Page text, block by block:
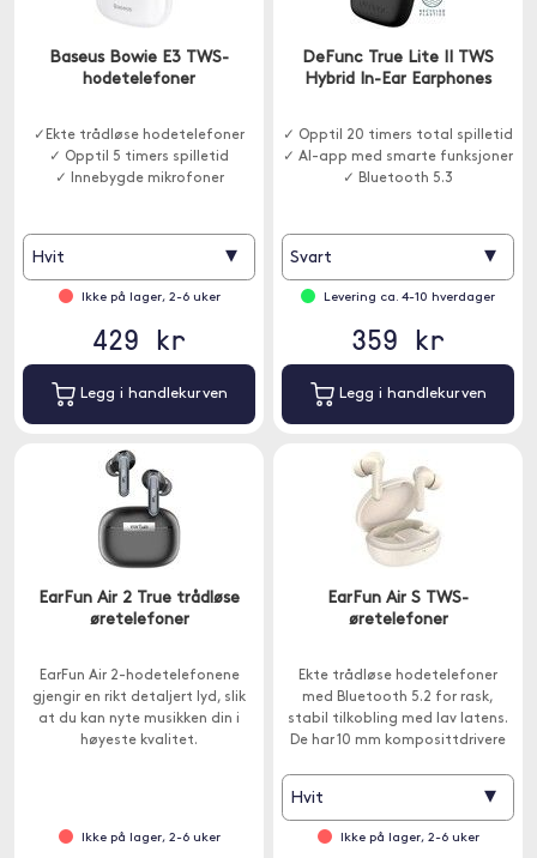
Baseus Bowie E3 TWS-
hodetelefoner
✓Ekte trådløse hodetelefoner
✓ Opptil 5 timers spilletid
✓ Innebygde mikrofoner
Hvit ▾
Ikke på lager, 2-6 uker
429 kr
Legg i handlekurven
DeFunc True Lite II TWS
Hybrid In-Ear Earphones
✓ Opptil 20 timers total spilletid
✓ AI-app med smarte funksjoner
✓ Bluetooth 5.3
Svart ▾
Levering ca. 4-10 hverdager
359 kr
Legg i handlekurven
EarFun Air 2 True trådløse
øretelefoner
EarFun Air 2-hodetelefonene
gjengir en rikt detaljert lyd, slik
at du kan nyte musikken din i
høyeste kvalitet.
Ikke på lager, 2-6 uker
EarFun Air S TWS-
øretelefoner
Ekte trådløse hodetelefoner
med Bluetooth 5.2 for rask,
stabil tilkobling med lav latens.
De har 10 mm komposittdrivere
Hvit ▾
Ikke på lager, 2-6 uker